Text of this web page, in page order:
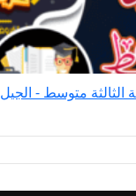
متوسط - الجيل